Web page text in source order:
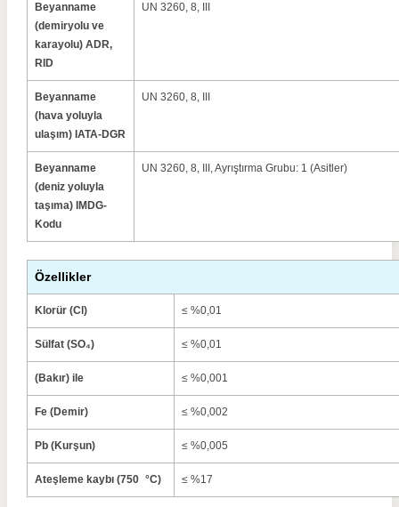
Beyanname
(demiryolu ve
karayolu) ADR,
RID
UN 3260, 8, III
Beyanname
(hava yoluyla
ulaşım) IATA-DGR
UN 3260, 8, III
Beyanname
(deniz yoluyla
taşıma) IMDG-
Kodu
UN 3260, 8, III, Ayrıştırma Grubu: 1 (Asitler)
Özellikler
Klorür (Cl) ≤ %0,01
Sülfat (SO₄) ≤ %0,01
(Bakır) ile ≤ %0,001
Fe (Demir) ≤ %0,002
Pb (Kurşun) ≤ %0,005
Ateşleme kaybı (750 °C) ≤ %17